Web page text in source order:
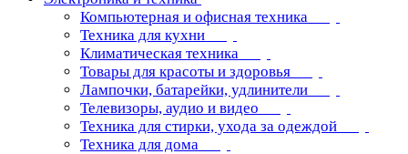
Компьютерная и офисная техника
Техника для кухни
Климатическая техника
Товары для красоты и здоровья
Лампочки, батарейки, удлинители
Телевизоры, аудио и видео
Техника для стирки, ухода за одеждой
Техника для дома